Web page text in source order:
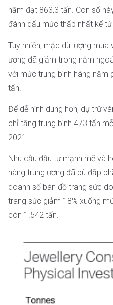
năm đạt 863,3 tấn. Con số
đánh dấu mức thấp nhất kể
Tuy nhiên, mặc dù lượng
ương đã giảm trong năm
với mức trung bình hàng
tấn.
Để dễ hình dung hơn, dự trữ
chỉ tăng trung bình 473 tấn
2021.
Nhu cầu đầu tư mạnh mẽ và
hàng trung ương đã bù đắp
doanh số bán đồ trang sức
trang sức giảm 18% xuống
còn 1.542 tấn.